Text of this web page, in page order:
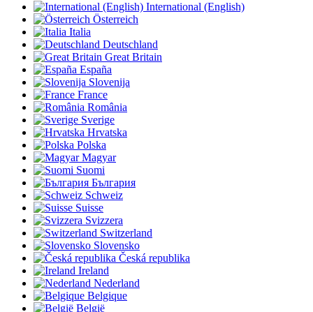
International (English)
Österreich
Italia
Deutschland
Great Britain
España
Slovenija
France
România
Sverige
Hrvatska
Polska
Magyar
Suomi
България
Schweiz
Suisse
Svizzera
Switzerland
Slovensko
Česká republika
Ireland
Nederland
Belgique
België